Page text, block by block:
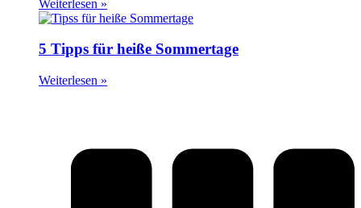
Weiterlesen »
5 Tipps für heiße Sommertage
Weiterlesen »